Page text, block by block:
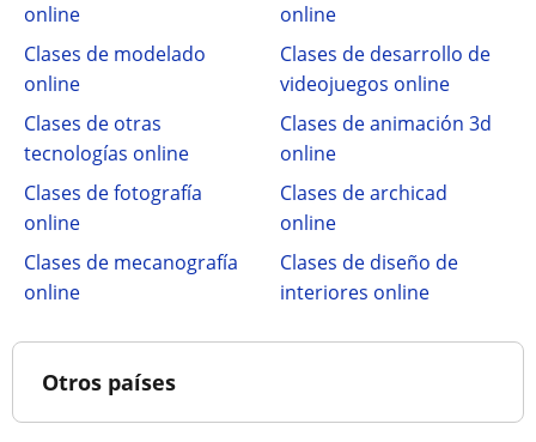
online
online
Clases de modelado
online
Clases de desarrollo de
videojuegos online
Clases de otras
tecnologías online
Clases de animación 3d
online
Clases de fotografía
online
Clases de archicad
online
Clases de mecanografía
online
Clases de diseño de
interiores online
Otros países